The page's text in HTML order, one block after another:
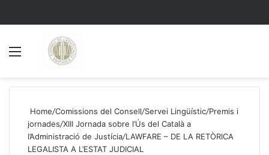
Home/Comissions del Consell/Servei Lingüístic/Premis i
jornades/XIII Jornada sobre l’Ús del Català a
l’Administració de Justícia/LAWFARE – DE LA RETÒRICA
LEGALISTA A L’ESTAT JUDICIAL